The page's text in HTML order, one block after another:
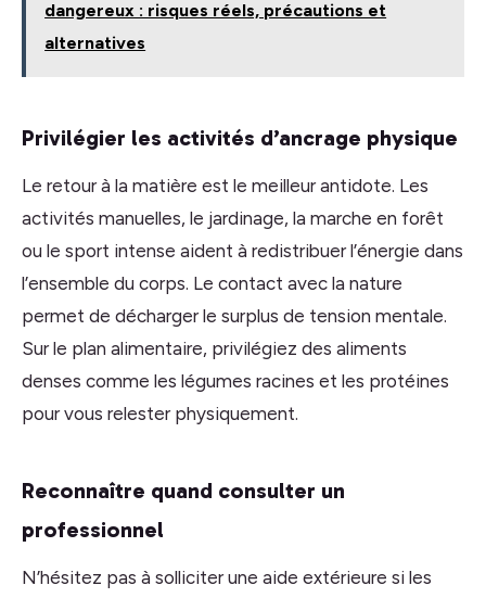
dangereux : risques réels, précautions et
alternatives
Privilégier les activités d’ancrage physique
Le retour à la matière est le meilleur antidote. Les
activités manuelles, le jardinage, la marche en forêt
ou le sport intense aident à redistribuer l’énergie dans
l’ensemble du corps. Le contact avec la nature
permet de décharger le surplus de tension mentale.
Sur le plan alimentaire, privilégiez des aliments
denses comme les légumes racines et les protéines
pour vous relester physiquement.
Reconnaître quand consulter un
professionnel
N’hésitez pas à solliciter une aide extérieure si les